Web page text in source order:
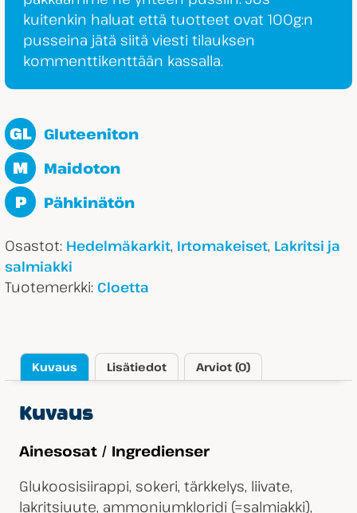
kuitenkin haluat että tuotteet ovat 100g:n
pusseina jätä siitä viesti tilauksen
kommenttikenttään kassalla.
GL Gluteeniton
M Maidoton
P Pähkinätön
Osastot: Hedelmäkarkit, Irtomakeiset, Lakritsi ja
salmiakki
Tuotemerkki: Cloetta
Kuvaus Lisätiedot Arviot (0)
Kuvaus
Ainesosat / Ingredienser
Glukoosisiirappi, sokeri, tärkkelys, liivate,
lakritsiuute, ammoniumkloridi (=salmiakki),